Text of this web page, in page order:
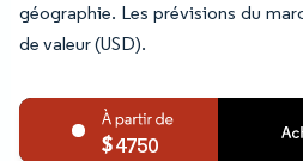
géographie. Les prévisions du
de valeur (USD).
4750